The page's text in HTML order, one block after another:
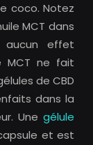
coco. Notez
MCT dans
aucun effet
MCT ne fait
de CBD
dans la
Une gélule
et est